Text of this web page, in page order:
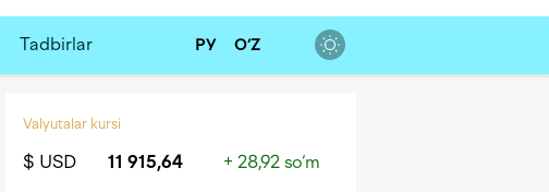
Tadbirlar РУ O‘Z
Valyutalar kursi
$ USD 11 915,64
+ 28,92 so‘m